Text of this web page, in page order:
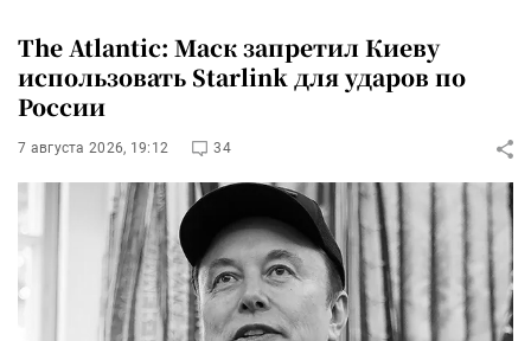
The Atlantic: Маск запретил Киеву
использовать Starlink для ударов по
России
7 августа 2026, 19:12 34